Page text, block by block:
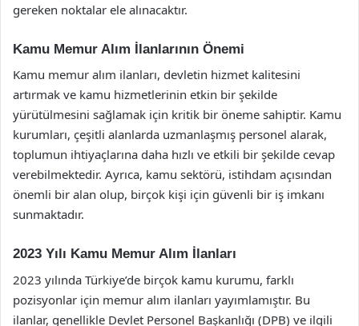
gereken noktalar ele alınacaktır.
Kamu Memur Alım İlanlarının Önemi
Kamu memur alım ilanları, devletin hizmet kalitesini
artırmak ve kamu hizmetlerinin etkin bir şekilde
yürütülmesini sağlamak için kritik bir öneme sahiptir. Kamu
kurumları, çeşitli alanlarda uzmanlaşmış personel alarak,
toplumun ihtiyaçlarına daha hızlı ve etkili bir şekilde cevap
verebilmektedir. Ayrıca, kamu sektörü, istihdam açısından
önemli bir alan olup, birçok kişi için güvenli bir iş imkanı
sunmaktadır.
2023 Yılı Kamu Memur Alım İlanları
2023 yılında Türkiye’de birçok kamu kurumu, farklı
pozisyonlar için memur alım ilanları yayımlamıştır. Bu
ilanlar, genellikle Devlet Personel Başkanlığı (DPB) ve ilgili